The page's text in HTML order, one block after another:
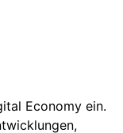
Economy ein.